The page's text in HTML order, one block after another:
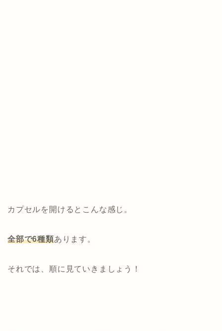
カプセルを開けるとこんな感じ。
全部で6種類あります。
それでは、順に見ていきましょう！